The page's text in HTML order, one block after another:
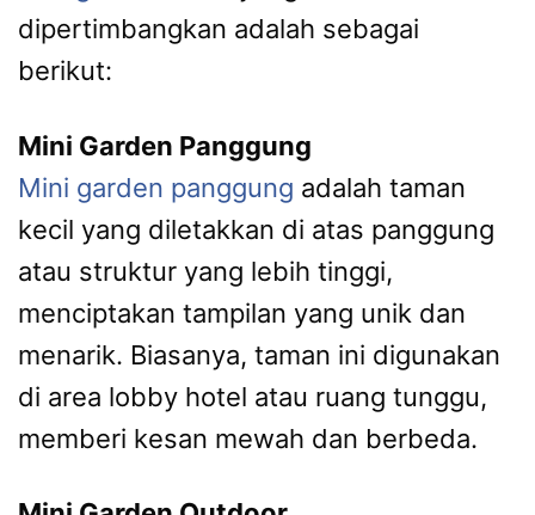
dipertimbangkan adalah sebagai
berikut:
Mini Garden Panggung
Mini garden panggung adalah taman
kecil yang diletakkan di atas panggung
atau struktur yang lebih tinggi,
menciptakan tampilan yang unik dan
menarik. Biasanya, taman ini digunakan
di area lobby hotel atau ruang tunggu,
memberi kesan mewah dan berbeda.